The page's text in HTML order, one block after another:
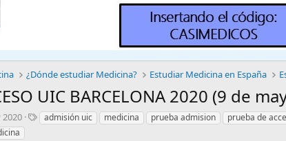
¿Dónde estudiar Medicina? Estudiar Medicina en España
UIC BARCELONA 2020 (9 de
2020
Eadmisión uic medicina prueba admision prueba de